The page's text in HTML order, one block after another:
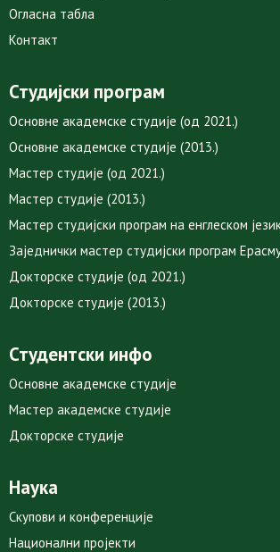
Огласна табла
Контакт
Студијски програм
Основне академске студије (од 2021.)
Основне академске студије (2013.)
Мастер студије (од 2021.)
Мастер студије (2013.)
Мастер студијски програм на енглеском
Заједнички мастер студијски програм
Докторске студије (од 2021.)
Докторске студије (2013.)
Студентски инфо
Основне академске студије
Мастер академске студије
Докторске студије
Наука
Скупови и конференције
Национални пројекти